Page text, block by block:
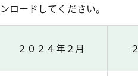
ロードしてください。
２０２４年２月